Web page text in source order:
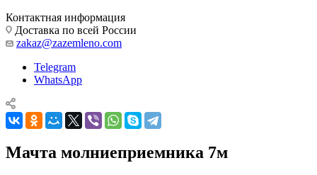
Контактная информация
Доставка по всей России
zakaz@zazemleno.com
Telegram
WhatsApp
Мачта молниеприемника 7м